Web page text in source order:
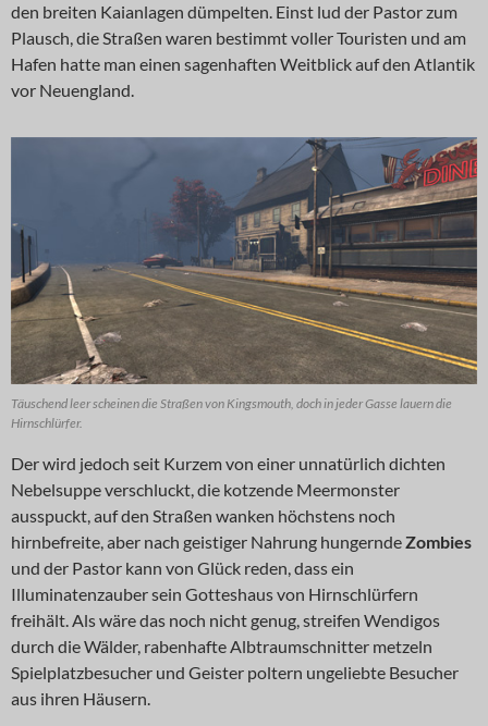
den breiten Kaianlagen dümpelten. Einst lud der Pastor zum
Plausch, die Straßen waren bestimmt voller Touristen und am
Hafen hatte man einen sagenhaften Weitblick auf den Atlantik
vor Neuengland.
Täuschend leer scheinen die Straßen von Kingsmouth, doch in jeder Gasse lauern die
Hirnschlürfer.
Der wird jedoch seit Kurzem von einer unnatürlich dichten
Nebelsuppe verschluckt, die kotzende Meermonster
ausspuckt, auf den Straßen wanken höchstens noch
hirnbefreite, aber nach geistiger Nahrung hungerndeZombies
und der Pastor kann von Glück reden, dass ein
Illuminatenzauber sein Gotteshaus von Hirnschlürfern
freihält. Als wäre das noch nicht genug, streifen Wendigos
durch die Wälder, rabenhafte Albtraumschnitter metzeln
Spielplatzbesucher und Geister poltern ungeliebte Besucher
aus ihren Häusern.